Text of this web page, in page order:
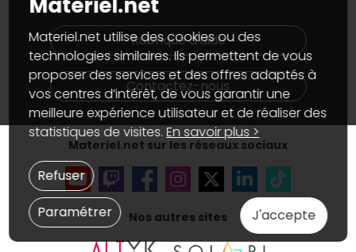
Guides d'achats et tutoriels
Notre démarche écologique
Materiel.net recrute
Notre programme d'affiliation
Partenariat & Sponsoring
Plan du site
Nos marques
Conditions générales de vente
Marketplace
Informations légales
Données personnellesetcookies
Gérer vos cookies
Accessibilité : non conforme
Rubrique d'aide
Contactez-nous
Materiel.net sur les réseaux sociaux
Nos autres sites
Materiel.net utilise des cookies ou des
technologies similaires. Ils permettent de vous
proposer des services et des offres adaptés à
vos centres d’intérêt, de vous garantir une
meilleure expérience utilisateur et de réaliser des
statistiques de visites.En savoir plus >
J'accepte
Paramétrer
Refuser